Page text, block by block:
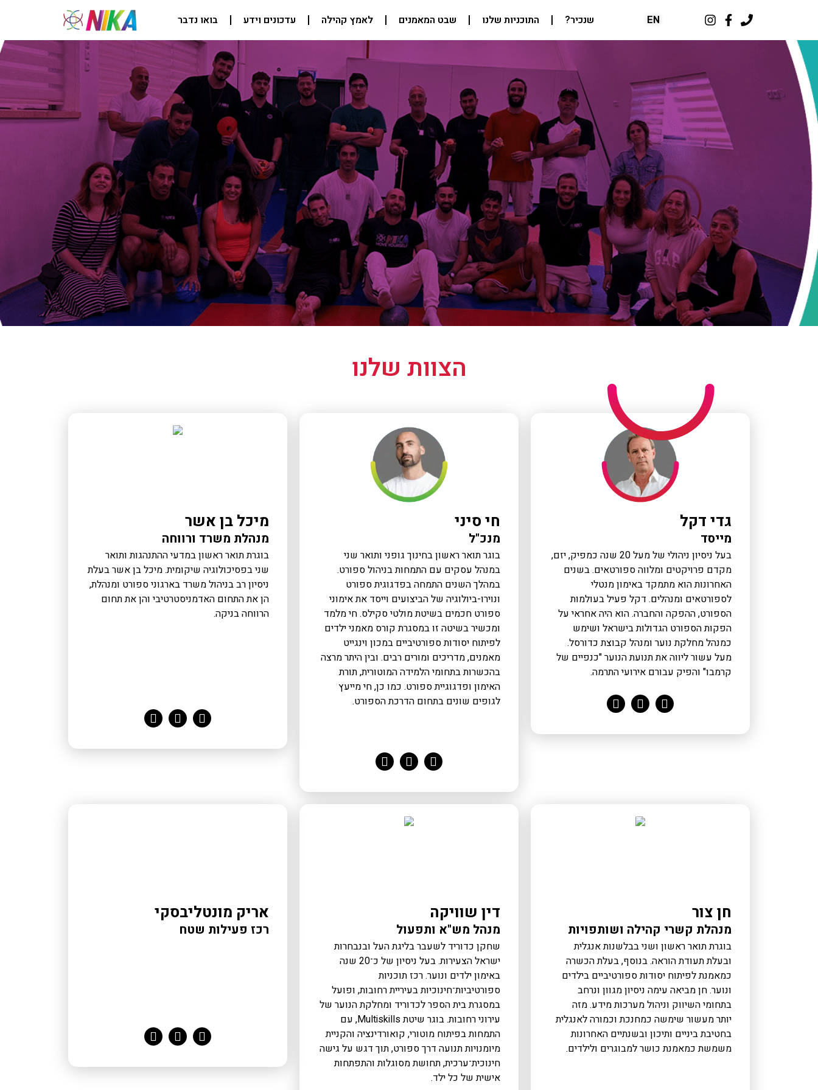
EN שנכיר? התוכניות שלנו שבט המאמנים לאמץ קהילה עדכונים וידע בואו נדבר
הצוות שלנו
גדי דקל
מייסד
בעל ניסיון ניהולי של מעל 20 שנה כמפיק, יזם,
מקדם פרויקטים ומלווה ספורטאים. בשנים
האחרונות הוא מתמקד באימון מנטלי
לספורטאים ומנהלים. דקל פעיל בעולמות
הספורט, ההפקה והחברה. הוא היה אחראי על
הפקות הספורט הגדולות בישראל ושימש
כמנהל מחלקת נוער ומנהל קבוצת כדורסל.
מעל עשור ליווה את תנועת הנוער "כנפיים של
קרמבו" והפיק עבורם אירועי התרמה.
חי סיני
מנכ"ל
בוגר תואר ראשון בחינוך גופני ותואר שני
במנהל עסקים עם התמחות בניהול ספורט.
במהלך השנים התמחה בפדגוגית ספורט
ונוירו-ביולוגיה של הביצועים וייסד את אימוני
ספורט חכמים בשיטת מולטי סקילס. חי מלמד
ומכשיר בשיטה זו במסגרת קורס מאמני ילדים
לפיתוח יסודות ספורטיביים במכון וינגייט
מאמנים, מדריכים ומורים רבים. ובין היתר מרצה
בהכשרות בתחומי הלמידה המוטורית, תורת
האימון ופדגוגיית ספורט. כמו כן, חי מייעץ
לגופים שונים בתחום הדרכת הספורט.
מיכל בן אשר
מנהלת משרד ורווחה
בוגרת תואר ראשון במדעי ההתנהגות ותואר
שני בפסיכולוגיה שיקומית. מיכל בן אשר בעלת
ניסיון רב בניהול משרד בארגוני ספורט ומנהלת,
הן את התחום האדמניסטרטיבי והן את תחום
הרווחה בניקה.
חן צור
מנהלת קשרי קהילה ושותפויות
בוגרת תואר ראשון ושני בבלשנות אנגלית
ובעלת תעודת הוראה. בנוסף, בעלת הכשרה
כמאמנת לפיתוח יסודות ספורטיביים בילדים
ונוער. חן מביאה עימה ניסיון מגוון ונרחב
בתחומי השיווק וניהול מערכות מידע. מזה
יותר מעשור שימשה כמחנכת וכמורה לאנגלית
בחטיבת ביניים ותיכון ובשנתיים האחרונות
משמשת כמאמנת כושר למבוגרים ולילדים.
דין שוויקה
מנהל מש"א ותפעול
שחקן כדוריד לשעבר בליגת העל ובנבחרות
ישראל הצעירות. בעל ניסיון של כ־20 שנה
באימון ילדים ונוער. רכז תוכניות
ספורטיביות־חינוכיות בעיריית רחובות, ופועל
במסגרת בית הספר לכדוריד ומחלקת הנוער של
עירוני רחובות. בוגר שיטת Multiskills, עם
התמחות בפיתוח מוטורי, קואורדינציה והקניית
מיומנויות תנועה דרך ספורט, תוך דגש על גישה
חינוכית־ערכית, תחושת מסוגלות והתפתחות
אישית של כל ילד.
אריק מונטליבסקי
רכז פעילות שטח